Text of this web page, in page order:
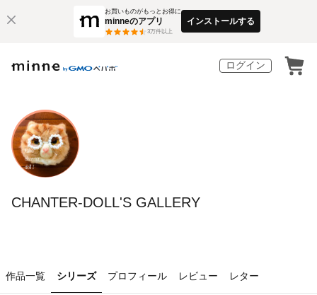
お買いものがもっとお得に
minneのアプリ
3万件以上
インストールする
ログイン
CHANTER-DOLL'S GALLERY
作品一覧 シリーズ プロフィール レビュー レター